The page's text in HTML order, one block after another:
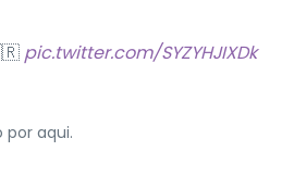
pic.twitter.com/SYZYHJIXDk
por aqui.